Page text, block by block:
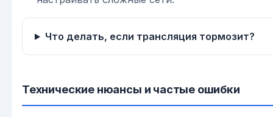
Что делать, если трансляция тормозит?
Технические нюансы и частые ошибки